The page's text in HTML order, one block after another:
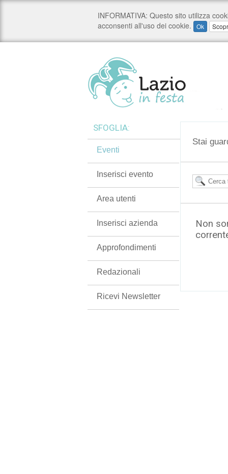
Stai
Non
SFOGLIA:
Eventi
Inserisci evento
Area utenti
Inserisci azienda
Approfondimenti
Redazionali
Ricevi Newsletter